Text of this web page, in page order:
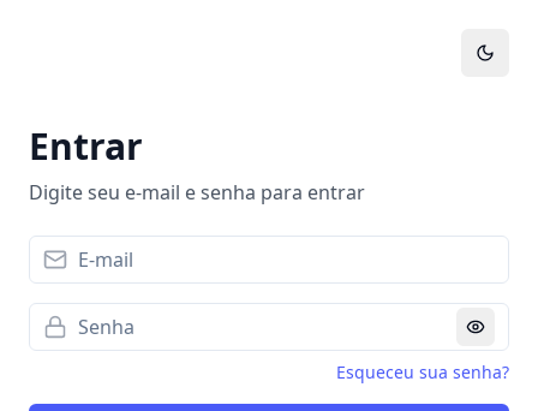
Entrar
Digite seu e-mail e senha para entrar
E-mail
Senha
Show
Esqueceu sua senha?